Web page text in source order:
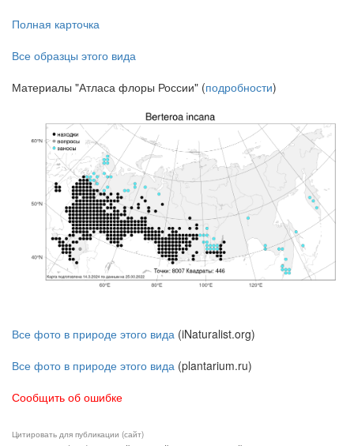
Полная карточка
Все образцы этого вида
Материалы "Атласа флоры России" (подробности)
Все фото в природе этого вида (iNaturalist.org)
Все фото в природе этого вида (plantarium.ru)
Сообщить об ошибке
Цитировать для публикации (сайт)